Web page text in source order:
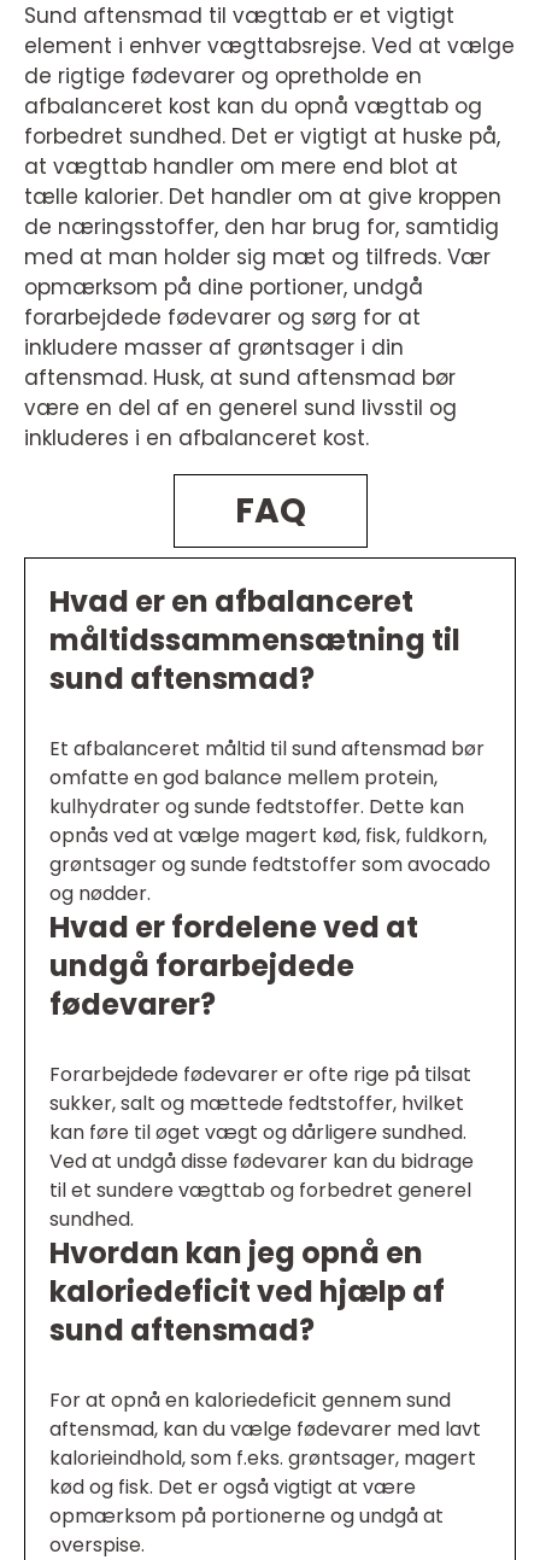
Sund aftensmad til vægttab er et vigtigt
element i enhver vægttabsrejse. Ved at vælge
de rigtige fødevarer og opretholde en
afbalanceret kost kan du opnå vægttab og
forbedret sundhed. Det er vigtigt at huske på,
at vægttab handler om mere end blot at
tælle kalorier. Det handler om at give kroppen
de næringsstoffer, den har brug for, samtidig
med at man holder sig mæt og tilfreds. Vær
opmærksom på dine portioner, undgå
forarbejdede fødevarer og sørg for at
inkludere masser af grøntsager i din
aftensmad. Husk, at sund aftensmad bør
være en del af en generel sund livsstil og
inkluderes i en afbalanceret kost.
FAQ
Hvad er en afbalanceret
måltidssammensætning til
sund aftensmad?
Et afbalanceret måltid til sund aftensmad bør
omfatte en god balance mellem protein,
kulhydrater og sunde fedtstoffer. Dette kan
opnås ved at vælge magert kød, fisk, fuldkorn,
grøntsager og sunde fedtstoffer som avocado
og nødder.
Hvad er fordelene ved at
undgå forarbejdede
fødevarer?
Forarbejdede fødevarer er ofte rige på tilsat
sukker, salt og mættede fedtstoffer, hvilket
kan føre til øget vægt og dårligere sundhed.
Ved at undgå disse fødevarer kan du bidrage
til et sundere vægttab og forbedret generel
sundhed.
Hvordan kan jeg opnå en
kaloriedeficit ved hjælp af
sund aftensmad?
For at opnå en kaloriedeficit gennem sund
aftensmad, kan du vælge fødevarer med lavt
kalorieindhold, som f.eks. grøntsager, magert
kød og fisk. Det er også vigtigt at være
opmærksom på portionerne og undgå at
overspise.